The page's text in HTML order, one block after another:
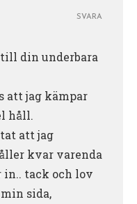
till din underbara
att jag kämpar
håll.
att jag
kvar varenda
in.. tack och lov
sida,
SVARA